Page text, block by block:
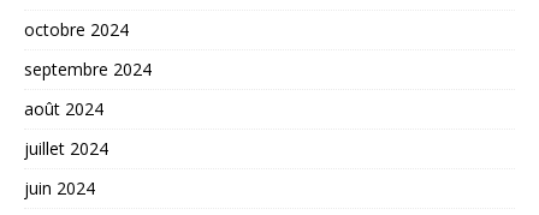
octobre 2024
septembre 2024
août 2024
juillet 2024
juin 2024